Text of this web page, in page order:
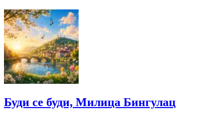
Буди се буди, Милица Бингулац